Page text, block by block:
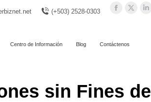
(+503) 2528-0303
Facebook
in
Centro de Información Blog Contáctenos
sin Fines de